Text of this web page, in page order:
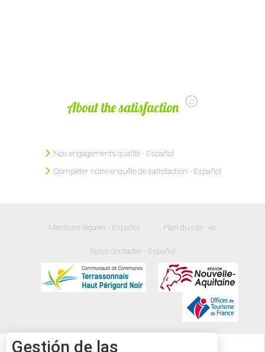
About the satisfaction
Nos engagements qualité - Español
Compléter notre enquête de satisfaction - Español
Mentions légales - Español Plan du site - es
Nous contacter - Español
Gestión de las